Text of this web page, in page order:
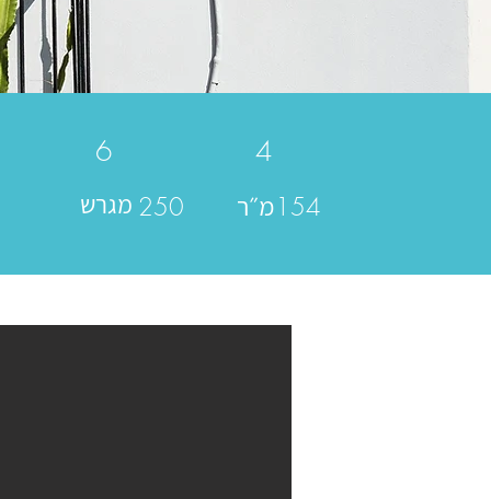
6
מגרש 250
4
מ״ר154